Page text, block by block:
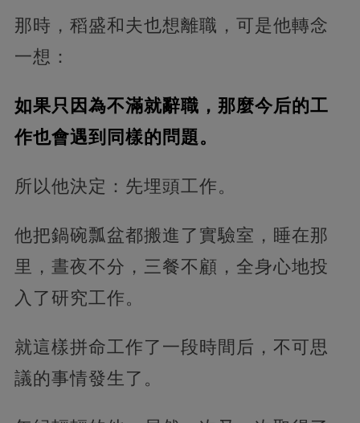
那時，稻盛和夫也想離職，可是他轉念
一想：
如果只因為不滿就辭職，那麼今后的工
作也會遇到同樣的問題。
所以他決定：先埋頭工作。
他把鍋碗瓢盆都搬進了實驗室，睡在那
里，晝夜不分，三餐不顧，全身心地投
入了研究工作。
就這樣拼命工作了一段時間后，不可思
議的事情發生了。